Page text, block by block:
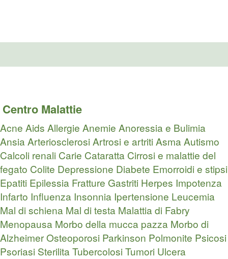
Centro Malattie
Acne Aids Allergie Anemie Anoressia e Bulimia
AnsiaArteriosclerosiArtrosi e artritiAsmaAutismo
Calcoli renali Carie Cataratta Cirrosi e malattie del
fegato Colite Depressione Diabete Emorroidi e stipsi
Epatiti Epilessia Fratture Gastriti Herpes Impotenza
Infarto Influenza Insonnia Ipertensione Leucemia
Mal di schiena Mal di testa Malattia di Fabry
Menopausa Morbo della mucca pazza Morbo di
AlzheimerOsteoporosi Parkinson Polmonite Psicosi
Psoriasi SterilitaTubercolosiTumori Ulcera